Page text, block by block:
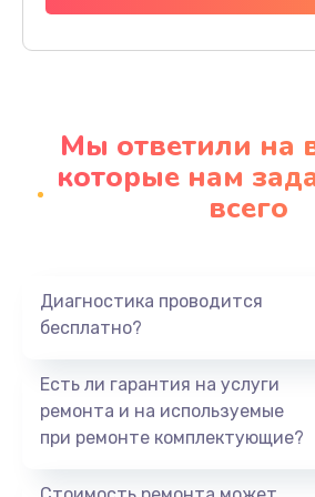
Заказать
Профилактическая
Заказать
1440 руб.
Мы ответили на
которые нам
всего
Диагностика проводится
бесплатно?
Есть ли гарантия на услуги
ремонта и на используемые
при ремонте комплектующие?